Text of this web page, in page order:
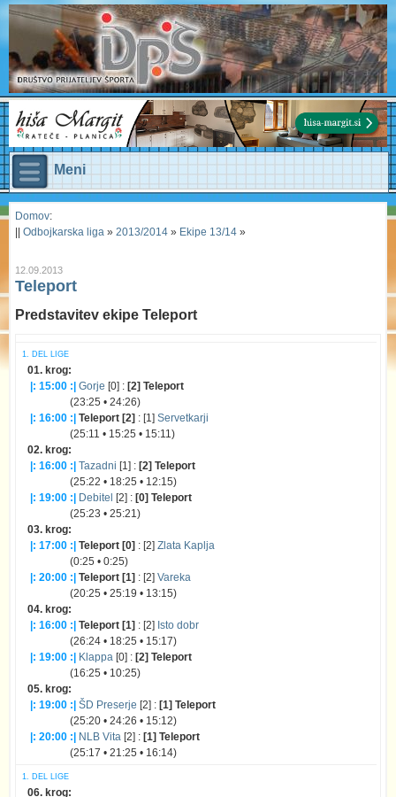
Meni
Domov:
Odbojkarska liga » 2013/2014 » Ekipe 13/14 »
12.09.2013
Teleport
Predstavitev ekipe Teleport
1. DEL LIGE
01. krog:
|: 15:00 :| Gorje [0] : [2] Teleport
(23:25 • 24:26)
|: 16:00 :| Teleport [2] : [1] Servetkarji
(25:11 • 15:25 • 15:11)
02. krog:
|: 16:00 :| Tazadni [1] : [2] Teleport
(25:22 • 18:25 • 12:15)
|: 19:00 :| Debitel [2] : [0] Teleport
(25:23 • 25:21)
03. krog:
|: 17:00 :| Teleport [0] : [2] Zlata Kaplja
(0:25 • 0:25)
|: 20:00 :| Teleport [1] : [2] Vareka
(20:25 • 25:19 • 13:15)
04. krog:
|: 16:00 :| Teleport [1] : [2] Isto dobr
(26:24 • 18:25 • 15:17)
|: 19:00 :| Klappa [0] : [2] Teleport
(16:25 • 10:25)
05. krog:
|: 19:00 :| ŠD Preserje [2] : [1] Teleport
(25:20 • 24:26 • 15:12)
|: 20:00 :| NLB Vita [2] : [1] Teleport
(25:17 • 21:25 • 16:14)
1. DEL LIGE
06. krog: